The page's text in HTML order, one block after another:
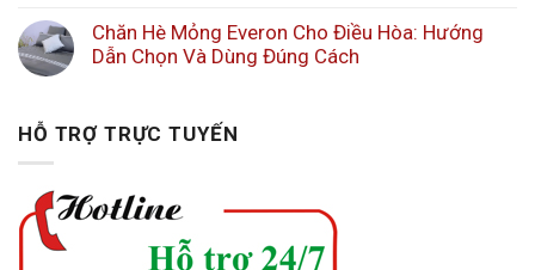
Chăn Hè Mỏng Everon Cho Điều Hòa: Hướng
Dẫn Chọn Và Dùng Đúng Cách
HỖ TRỢ TRỰC TUYẾN